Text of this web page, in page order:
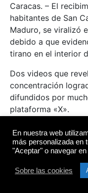
Caracas. – El
habitantes de San
Maduro, se viralizó
debido a que
tirano en el interior
Dos videos que
concentración
difundidos por
plataforma «X».
Cojedes le dió
aquí están las
la capital de mi
inmensa,
En nuestra web
más personalizada en
"Aceptar" o navegar
Sobre las cookies